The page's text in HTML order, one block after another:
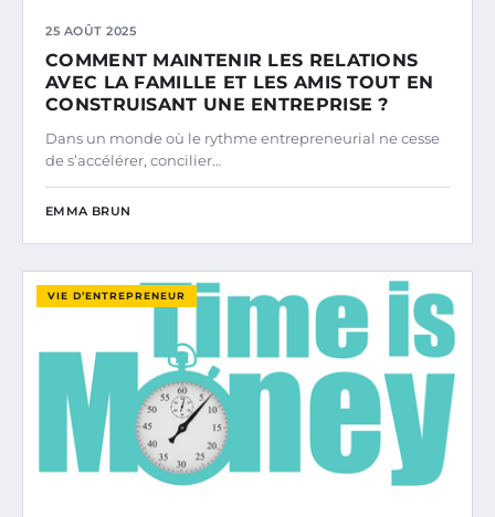
25 AOÛT 2025
COMMENT MAINTENIR LES RELATIONS
AVEC LA FAMILLE ET LES AMIS TOUT EN
CONSTRUISANT UNE ENTREPRISE ?
Dans un monde où le rythme entrepreneurial ne cesse
de s’accélérer, concilier…
EMMA BRUN
VIE D’ENTREPRENEUR